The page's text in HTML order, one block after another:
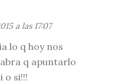
a las 17:07
lo q hoy nos
q apuntarlo
o si!!!